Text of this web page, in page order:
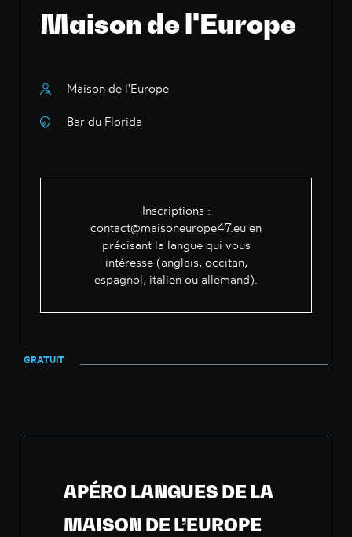
Maison de l'Europe
Maison de l'Europe
Bar du Florida
Inscriptions :
contact@maisoneurope47.eu en
précisant la langue qui vous
intéresse (anglais, occitan,
espagnol, italien ou allemand).
GRATUIT
APÉRO LANGUES DE LA
MAISON DE L’EUROPE